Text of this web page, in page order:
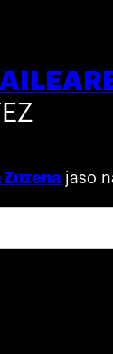
Zuzena jaso